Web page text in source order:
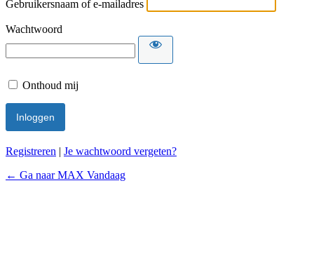
Gebruikersnaam of e-mailadres
Wachtwoord
Onthoud mij
Registreren | Je wachtwoord vergeten?
← Ga naar MAX Vandaag